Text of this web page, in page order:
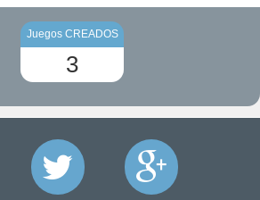
Juegos CREADOS
3